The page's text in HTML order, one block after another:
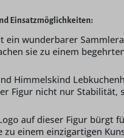
Einsatzmöglichkeiten:
ein wunderbarer
sie zu einem
Himmelskind
Figur nicht nur Stabilität,
auf dieser Figur bürgt
zu einem einzigartigen